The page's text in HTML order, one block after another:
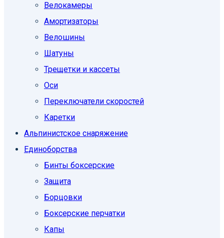
Велокамеры
Амортизаторы
Велошины
Шатуны
Трещетки и кассеты
Оси
Переключатели скоростей
Каретки
Альпинистское снаряжение
Единоборcтва
Бинты боксерские
Защита
Борцовки
Боксерские перчатки
Капы